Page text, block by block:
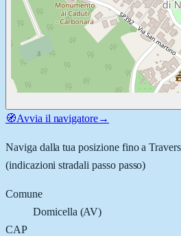
🧭Avvia il navigatore→
Naviga dalla tua posizione fino a
(indicazioni stradali passo passo)
Comune
Domicella (AV)
CAP